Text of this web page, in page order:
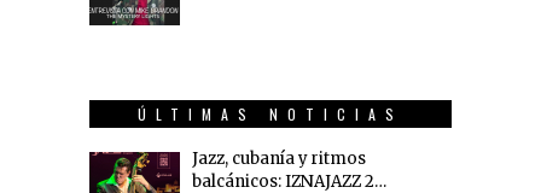
ÚLTIMAS NOTICIAS
Jazz, cubanía y ritmos
balcánicos: IZNAJAZZ 2…